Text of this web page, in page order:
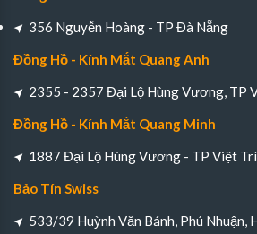
356 Nguyễn Hoàng - TP Đà Nẵng
Đồng Hồ - Kính Mắt Quang Anh
2355 - 2357 Đại Lộ Hùng Vương, TP
Đồng Hồ - Kính Mắt Quang Minh
1887 Đại Lộ Hùng Vương - TP Việt
Bảo Tín Swiss
533/39 Huỳnh Văn Bánh, Phú Nhuận,